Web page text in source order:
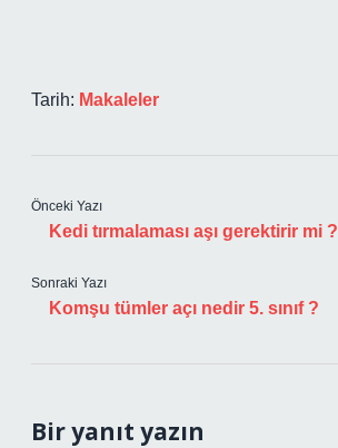
Tarih: Makaleler
Önceki Yazı
Kedi tırmalaması aşı gerektirir mi ?
Sonraki Yazı
Komşu tümler açı nedir 5. sınıf ?
Bir yanıt yazın